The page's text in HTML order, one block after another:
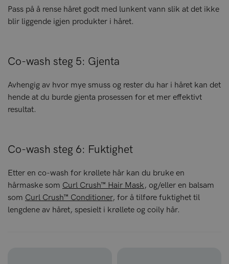
Pass på å rense håret godt med lunkent vann slik at det ikke
blir liggende igjen produkter i håret.
Co-wash steg 5: Gjenta
Avhengig av hvor mye smuss og rester du har i håret kan det
hende at du burde gjenta prosessen for et mer effektivt
resultat.
Co-wash steg 6: Fuktighet
Etter en co-wash for krøllete hår kan du bruke en
hårmaske som Curl Crush™ Hair Mask, og/eller en balsam
som Curl Crush™ Conditioner, for å tilføre fuktighet til
lengdene av håret, spesielt i krøllete og coily hår.